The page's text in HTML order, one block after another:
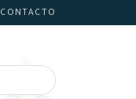
CONTACTO